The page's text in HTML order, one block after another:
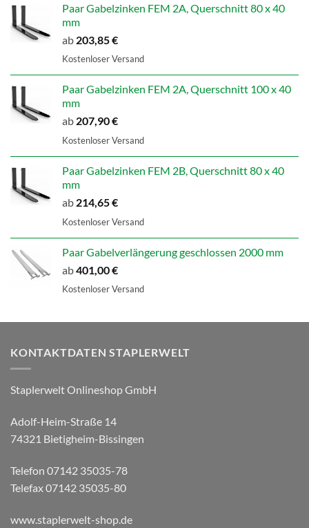
Paar Gabelzinken FEM 2A, Querschnitt 80 x 40
mm
ab 203,85€
Kostenloser Versand
Paar Gabelzinken FEM 2A, Querschnitt 100 x 40
mm
ab 207,90€
Kostenloser Versand
Paar Gabelzinken FEM 2B, Querschnitt 80 x 40
mm
ab 214,65€
Kostenloser Versand
Paar Gabelverlängerung geschlossen 2000 mm
ab401,00€
Kostenloser Versand
KONTAKTDATEN STAPLERWELT
Staplerwelt Onlineshop GmbH
Adolf-Heim-Straße 14
74321 Bietigheim-Bissingen
Telefon 07142 35035-78
Telefax 07142 35035-80
www.staplerwelt-shop.de